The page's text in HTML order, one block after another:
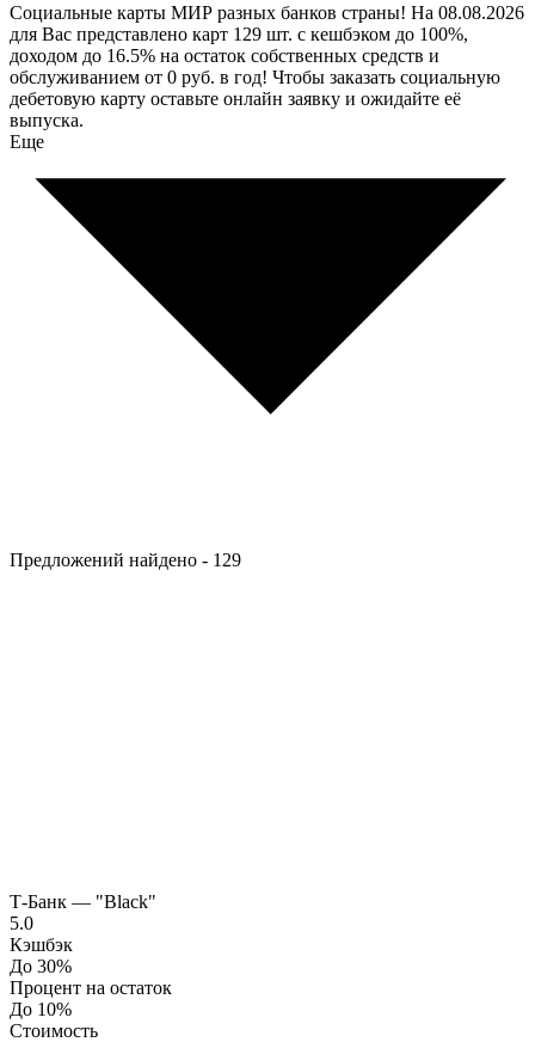
Социальные карты МИР разных банков страны! На 08.08.2026
для Вас представлено карт 129 шт. с кешбэком до 100%,
доходом до 16.5% на остаток собственных средств и
обслуживанием от 0 руб. в год! Чтобы заказать социальную
дебетовую карту оставьте онлайн заявку и ожидайте её
выпуска.
Еще
Предложений найдено - 129
Т-Банк — "Black"
5.0
Кэшбэк
До 30%
Процент на остаток
До 10%
Стоимость